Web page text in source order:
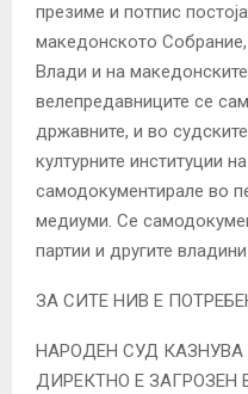
презиме и потпис
македонското
Влади и на
велепредавниците се
државните, и во
културните институции
самодокументирале во
медиуми. Се
партии и другите
ЗА СИТЕ НИВ Е
НАРОДЕН СУД
ДИРЕКТНО Е ЗАГРОЗЕН